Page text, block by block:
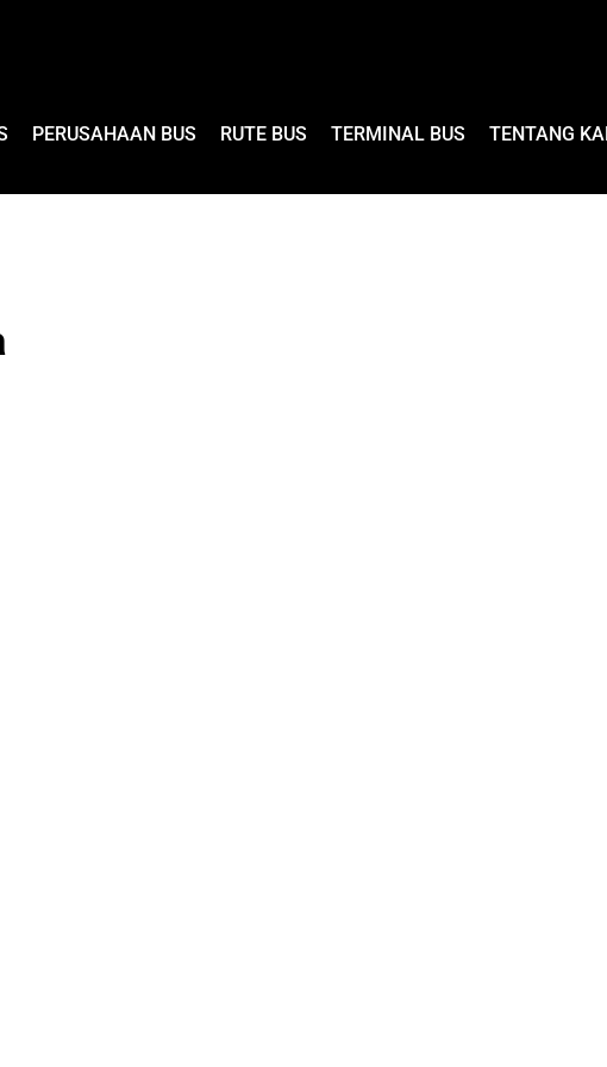
PERUSAHAAN BUS RUTE BUS TERMINAL BUS TENTANG